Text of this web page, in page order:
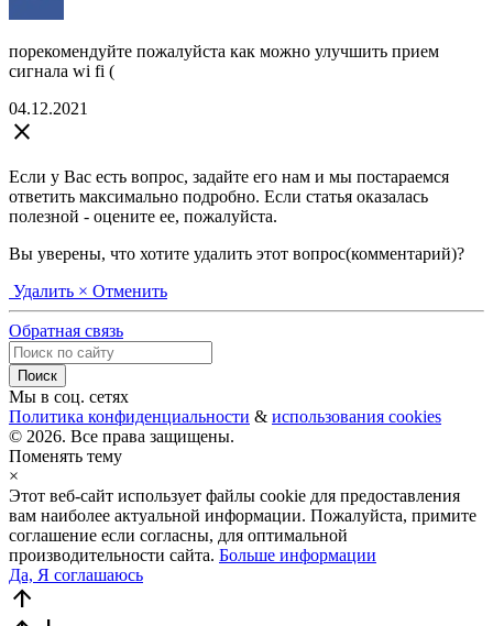
порекомендуйте пожалуйста как можно улучшить прием
сигнала wi fi (
04.12.2021
close
Если у Вас есть вопрос, задайте его нам и мы постараемся
ответить максимально подробно. Если статья оказалась
полезной - оцените ее, пожалуйста.
Вы уверены, что хотите удалить этот вопрос(комментарий)?
Удалить × Отменить
Обратная связь
Мы в соц. сетях
Политика конфиденциальности & использования cookies
© 2026. Все права защищены.
Поменять тему
×
Этот веб-сайт использует файлы cookie для предоставления
вам наиболее актуальной информации. Пожалуйста, примите
соглашение если согласны, для оптимальной
производительности сайта. Больше информации
Да, Я соглашаюсь
arrow_upward